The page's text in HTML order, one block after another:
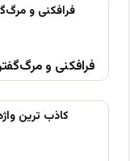
فرافکنی و